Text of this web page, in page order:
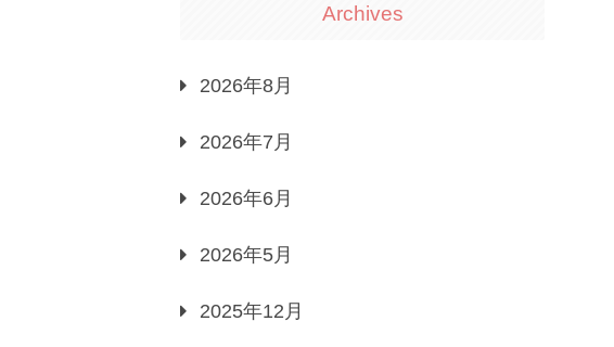
Archives
2026年8月
2026年7月
2026年6月
2026年5月
2025年12月